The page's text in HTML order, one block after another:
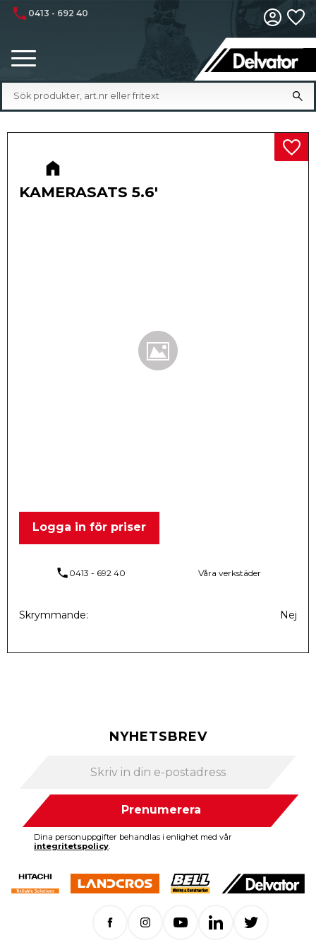
phone 0413 - 692 40
KAMERASATS 5.6'
Logga in för priser
phone 0413 - 692 40 Våra verkstäder
Skrymmande Nej
NYHETSBREV
Prenumerera
Dina personuppgifter behandlas i enlighet med vår
integritetspolicy.